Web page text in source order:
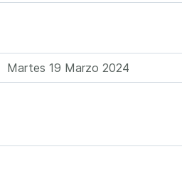
Martes 19 Marzo 2024